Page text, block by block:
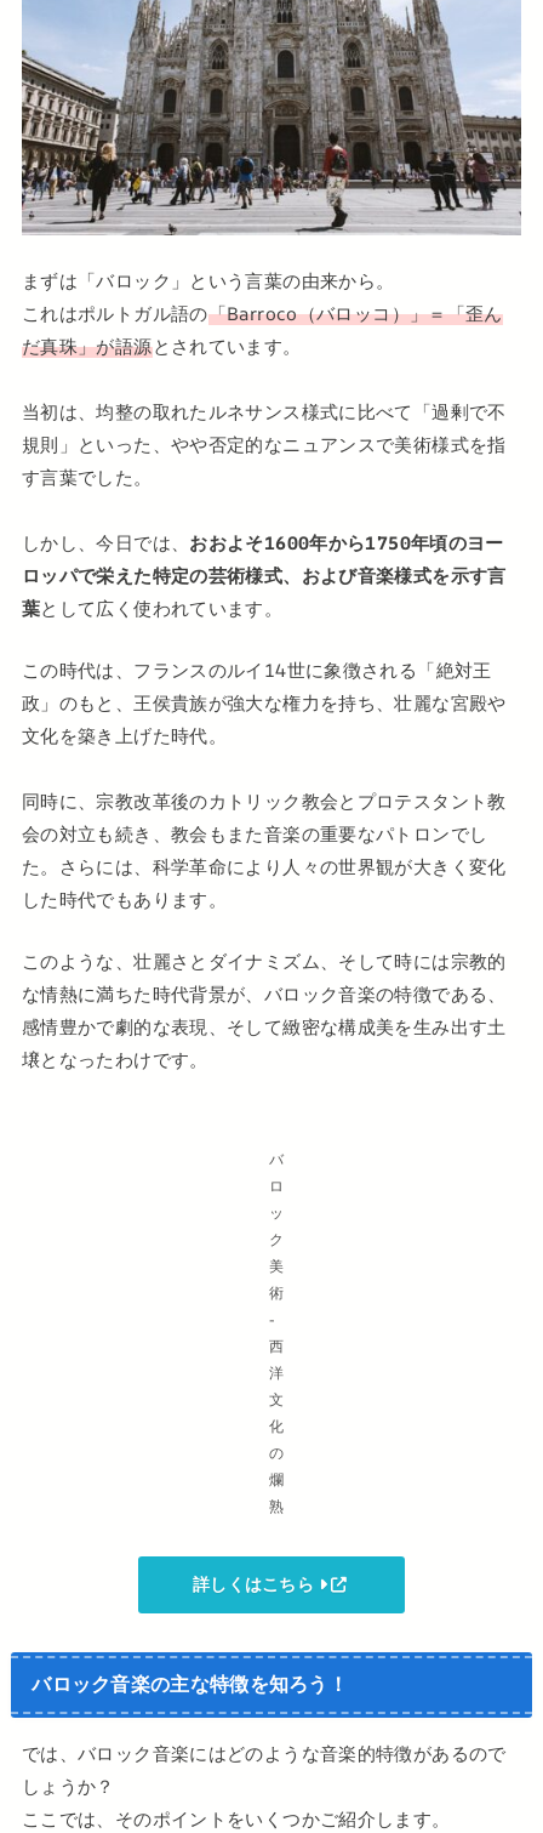
まずは「バロック」という言葉の由来から。
これはポルトガル語の「Barroco（バロッコ）」＝「歪ん
だ真珠」が語源とされています。
当初は、均整の取れたルネサンス様式に比べて「過剰で不
規則」といった、やや否定的なニュアンスで美術様式を指
す言葉でした。
しかし、今日では、 おおよそ1600年から1750年頃のヨー
ロッパで栄えた特定の芸術様式、および音楽様式を示す言
葉として広く使われています。
この時代は、フランスのルイ14世に象徴される「絶対王
政」のもと、王侯貴族が強大な権力を持ち、壮麗な宮殿や
文化を築き上げた時代。
同時に、宗教改革後のカトリック教会とプロテスタント教
会の対立も続き、教会もまた音楽の重要なパトロンでし
た。さらには、科学革命により人々の世界観が大きく変化
した時代でもあります。
このような、壮麗さとダイナミズム、そして時には宗教的
な情熱に満ちた時代背景が、バロック音楽の特徴である、
感情豊かで劇的な表現、そして緻密な構成美を生み出す土
壌となったわけです。
バ
ロ
ッ
ク
美
術
-
西
洋
文
化
の
爛
熟
詳しくはこちら
バロック音楽の主な特徴を知ろう！
では、バロック音楽にはどのような音楽的特徴があるので
しょうか？
ここでは、そのポイントをいくつかご紹介します。